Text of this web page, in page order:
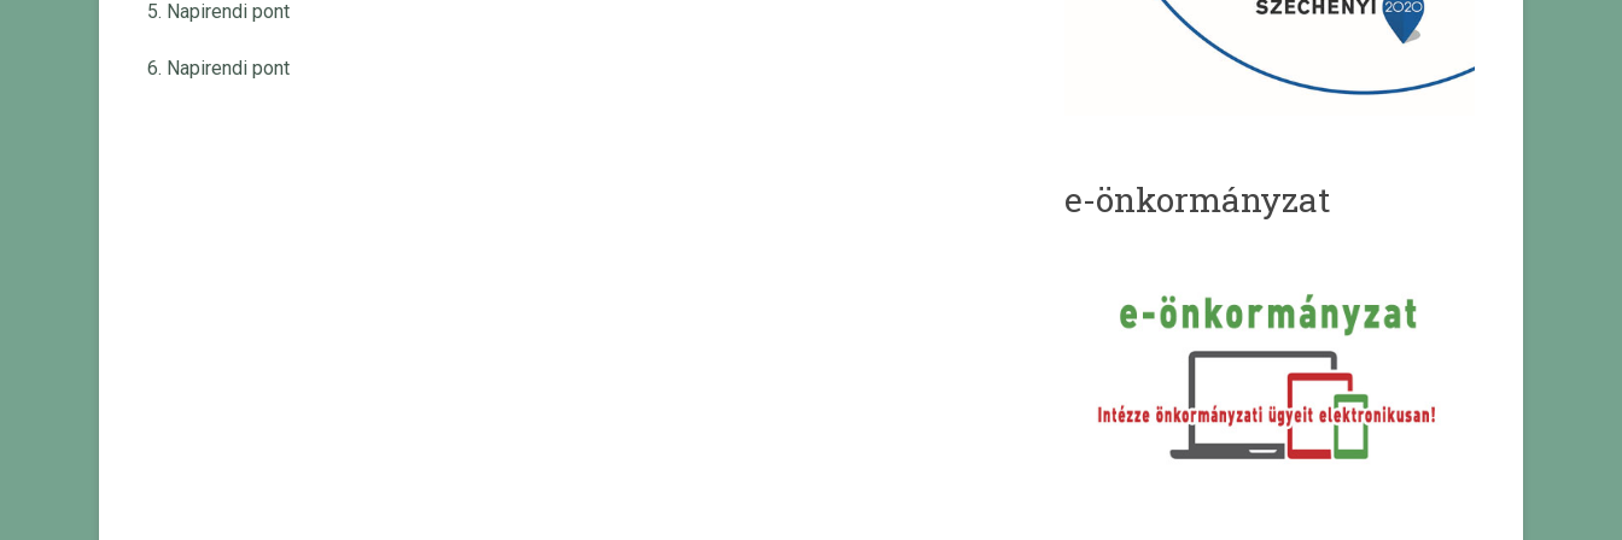
5. Napirendi pont
6. Napirendi pont
e-önkormányzat